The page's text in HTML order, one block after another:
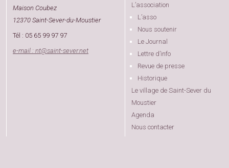
Maison Coubez
12370 Saint-Sever-du-Moustier
Tél : 05 65 99 97 97
e-mail : nt@saint-sever.net
L’association
L’asso
Nous soutenir
Le Journal
Lettre d’info
Revue de presse
Historique
Le village de Saint-Sever du
Moustier
Agenda
Nous contacter